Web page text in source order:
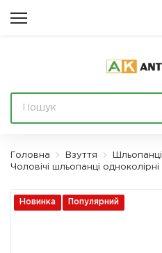
Головна Взуття Шльопанці
Чоловічі шльопанці одноколірні
Новинка Популярний